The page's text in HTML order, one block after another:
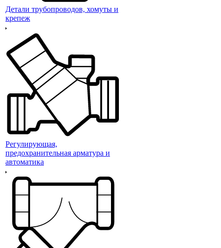
Детали трубопроводов, хомуты и
крепеж
Регулирующая,
предохранительная арматура и
автоматика